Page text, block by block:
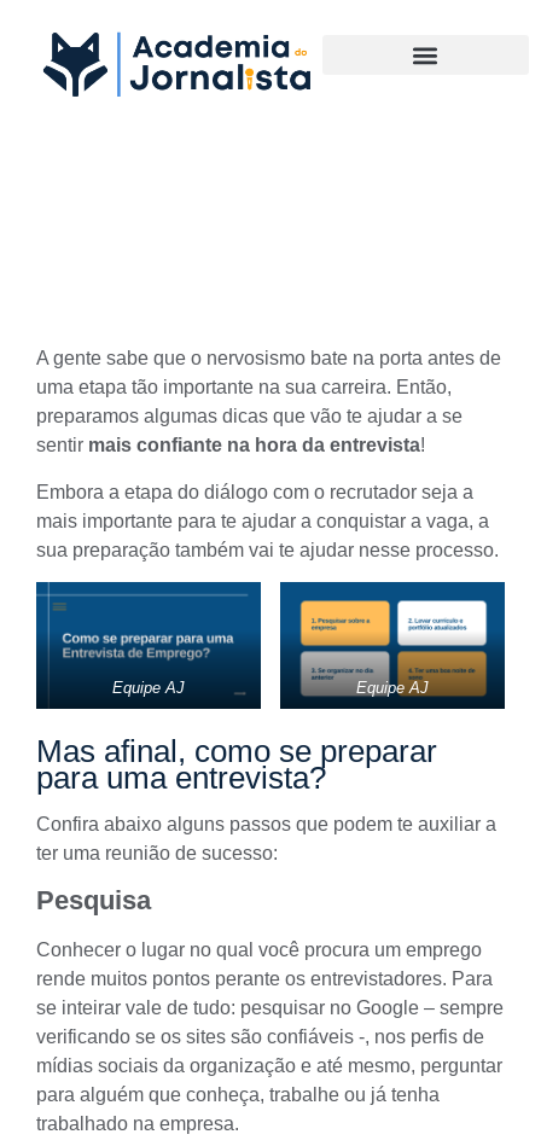
A gente sabe que o nervosismo bate na porta antes de
uma etapa tão importante na sua carreira. Então,
preparamos algumas dicas que vão te ajudar a se
sentir mais confiante na hora da entrevista!
Embora a etapa do diálogo com o recrutador seja a
mais importante para te ajudar a conquistar a vaga, a
sua preparação também vai te ajudar nesse processo.
Equipe AJ Equipe AJ
Mas afinal, como se preparar
para uma entrevista?
Confira abaixo alguns passos que podem te auxiliar a
ter uma reunião de sucesso:
Pesquisa
Conhecer o lugar no qual você procura um emprego
rende muitos pontos perante os entrevistadores. Para
se inteirar vale de tudo: pesquisar no Google – sempre
verificando se os sites são confiáveis -, nos perfis de
mídias sociais da organização e até mesmo, perguntar
para alguém que conheça, trabalhe ou já tenha
trabalhado na empresa.